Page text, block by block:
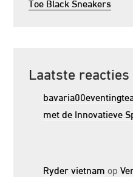
Laatste reacties
met de Innovatieve
Ryder vietnam op